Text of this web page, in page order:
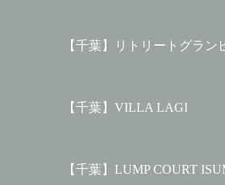
【千葉】リトリートグラン
【千葉】VILLA LAGI
【千葉】LUMP COURT